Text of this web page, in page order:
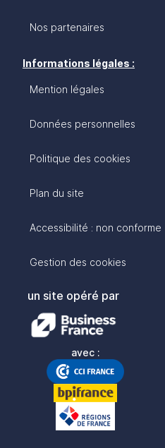
Nos partenaires
Informations légales :
Mention légales
Données personnelles
Politique des cookies
Plan du site
Accessibilité : non conforme
Gestion des cookies
un site opéré par
avec :